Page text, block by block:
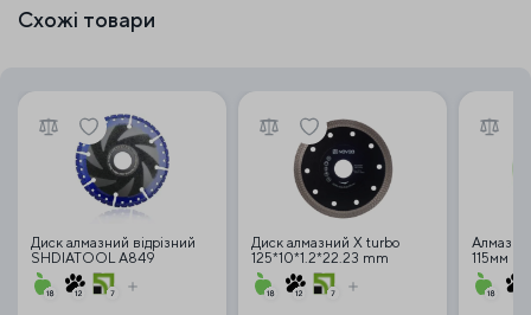
Схожі товари
Диск алмазний відрізний
SHDIATOOL A849
115мм/2,3мм/22,23мм
Диск алмазний X turbo
125*10*1.2*22.23 mm
115мм